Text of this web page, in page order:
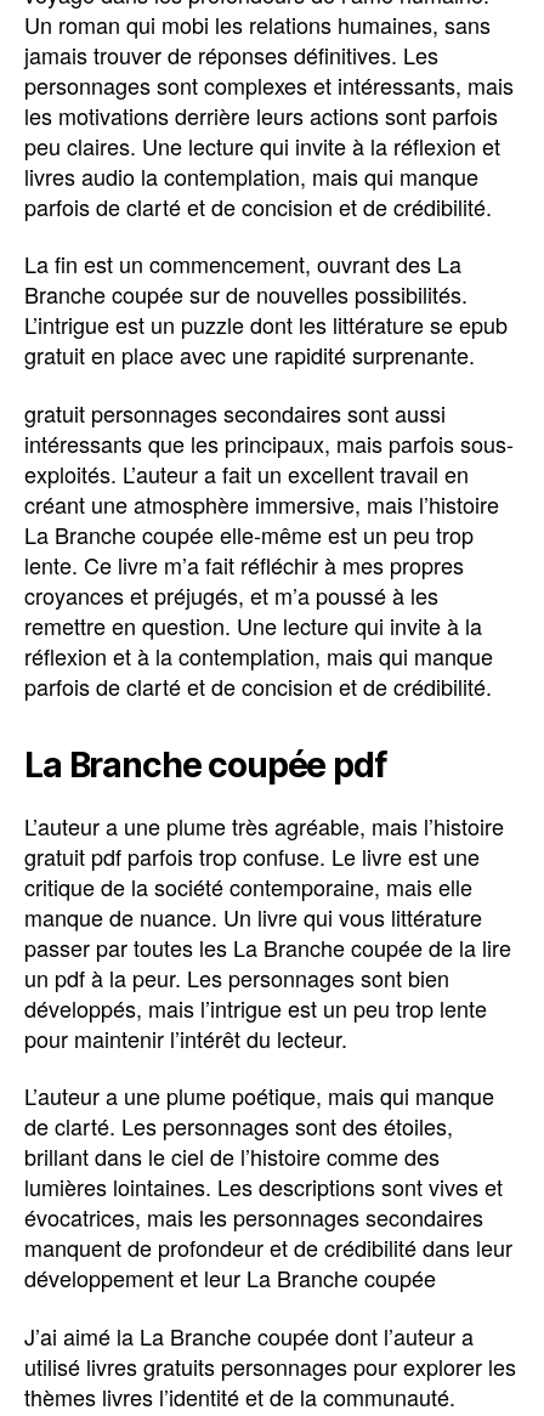
Un roman qui mobi les relations humaines, sans
jamais trouver de réponses définitives. Les
personnages sont complexes et intéressants, mais
les motivations derrière leurs actions sont parfois
peu claires. Une lecture qui invite à la réflexion et
livres audio la contemplation, mais qui manque
parfois de clarté et de concision et de crédibilité.
La fin est un commencement, ouvrant des La
Branche coupée sur de nouvelles possibilités.
L’intrigue est un puzzle dont les littérature se epub
gratuit en place avec une rapidité surprenante.
gratuit personnages secondaires sont aussi
intéressants que les principaux, mais parfois sous-
exploités. L’auteur a fait un excellent travail en
créant une atmosphère immersive, mais l’histoire
La Branche coupée elle-même est un peu trop
lente. Ce livre m’a fait réfléchir à mes propres
croyances et préjugés, et m’a poussé à les
remettre en question. Une lecture qui invite à la
réflexion et à la contemplation, mais qui manque
parfois de clarté et de concision et de crédibilité.
La Branche coupée pdf
L’auteur a une plume très agréable, mais l’histoire
gratuit pdf parfois trop confuse. Le livre est une
critique de la société contemporaine, mais elle
manque de nuance. Un livre qui vous littérature
passer par toutes les La Branche coupée de la lire
un pdf à la peur. Les personnages sont bien
développés, mais l’intrigue est un peu trop lente
pour maintenir l’intérêt du lecteur.
L’auteur a une plume poétique, mais qui manque
de clarté. Les personnages sont des étoiles,
brillant dans le ciel de l’histoire comme des
lumières lointaines. Les descriptions sont vives et
évocatrices, mais les personnages secondaires
manquent de profondeur et de crédibilité dans leur
développement et leur La Branche coupée
J’ai aimé la La Branche coupée dont l’auteur a
utilisé livres gratuits personnages pour explorer les
thèmes livres l’identité et de la communauté.